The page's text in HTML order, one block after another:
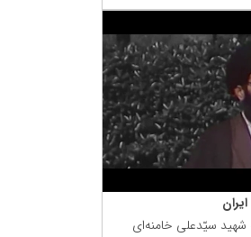
سیّدعلی خامنه‌ای